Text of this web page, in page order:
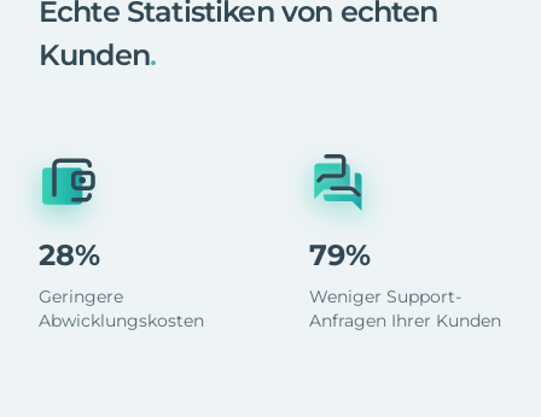
Echte Statistiken von echten
Kunden.
28%
Geringere
Abwicklungskosten
79%
Weniger Support-
Anfragen Ihrer Kunden